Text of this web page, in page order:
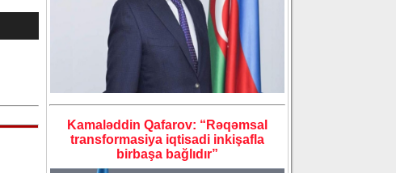
Kamaləddin Qafarov: “Rəqəmsal
transformasiya iqtisadi inkişafla
birbaşa bağlıdır”